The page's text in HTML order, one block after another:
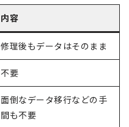
内容
修理後もデータはそのまま
不要
面倒なデータ移行などの手
間も不要